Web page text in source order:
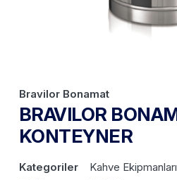
Bravilor Bonamat
BRAVILOR
KONTEYNER
Kategoriler
Kahve